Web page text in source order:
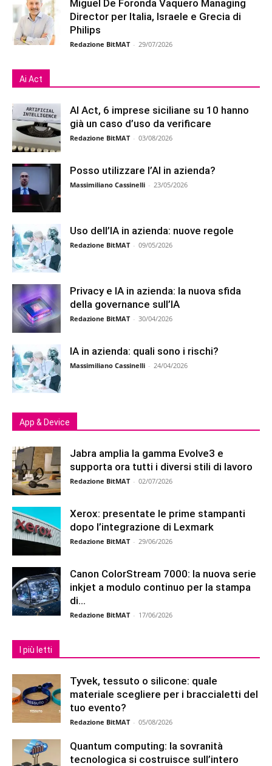
Miguel De Foronda Vaquero Managing
Director per Italia, Israele e Grecia di
Philips
Redazione BitMAT - 29/07/2026
Ai Act
AI Act, 6 imprese siciliane su 10 hanno
già un caso d’uso da verificare
Redazione BitMAT - 03/08/2026
Posso utilizzare l’AI in azienda?
Massimiliano Cassinelli - 23/05/2026
Uso dell’IA in azienda: nuove regole
Redazione BitMAT - 09/05/2026
Privacy e IA in azienda: la nuova sfida
della governance sull’IA
Redazione BitMAT - 30/04/2026
IA in azienda: quali sono i rischi?
Massimiliano Cassinelli - 24/04/2026
App & Device
Jabra amplia la gamma Evolve3 e
supporta ora tutti i diversi stili di lavoro
Redazione BitMAT - 02/07/2026
Xerox: presentate le prime stampanti
dopo l’integrazione di Lexmark
Redazione BitMAT - 29/06/2026
Canon ColorStream 7000: la nuova serie
inkjet a modulo continuo per la stampa
di...
Redazione BitMAT - 17/06/2026
I più letti
Tyvek, tessuto o silicone: quale
materiale scegliere per i braccialetti del
tuo evento?
Redazione BitMAT - 05/08/2026
Quantum computing: la sovranità
tecnologica si costruisce sull’intero